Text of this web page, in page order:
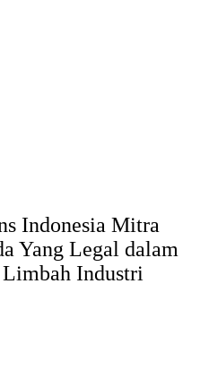
Indonesia Mitra
Yang Legal dalam
Industri